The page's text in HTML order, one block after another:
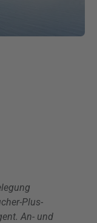
Plus-
An- und